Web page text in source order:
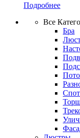
Подробнее
Все
Бра